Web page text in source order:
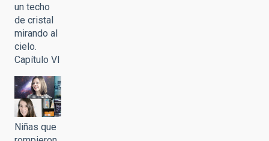
un techo
de cristal
mirando al
cielo.
Capítulo VI
Niñas que